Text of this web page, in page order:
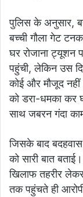
पुलिस के अनुसार,
बच्ची गौला गेट
घर रोजाना ट्यूशन
पहुंची, लेकिन उस
कोई और मौजूद नहीं
को डरा-धमका कर
साथ जबरन गंदा
जिसके बाद
को सारी बात
खिलाफ तहरीर
तक पहुंचते ही